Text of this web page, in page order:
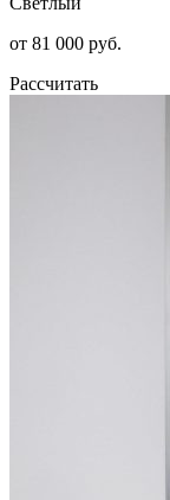
от 81 000 руб.
Рассчитать